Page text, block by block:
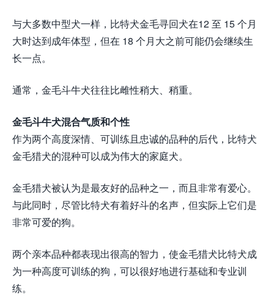
与大多数中型犬一样，比特犬金毛寻回犬在12 至 15 个月
大时达到成年体型，但在 18 个月大之前可能仍会继续生
长一点。
通常，金毛斗牛犬往往比雌性稍大、稍重。
金毛斗牛犬混合气质和个性
作为两个高度深情、可训练且忠诚的品种的后代，比特犬
金毛猎犬的混种可以成为伟大的家庭犬。
金毛猎犬被认为是最友好的品种之一，而且非常有爱心。
与此同时，尽管比特犬有着好斗的名声，但实际上它们是
非常可爱的狗。
两个亲本品种都表现出很高的智力，使金毛猎犬比特犬成
为一种高度可训练的狗，可以很好地进行基础和专业训
练。